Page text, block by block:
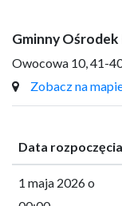
Gminny
Owocowa 10, 41-
Zobacz na
Data rozpoczęcia
1 maja 2026 o